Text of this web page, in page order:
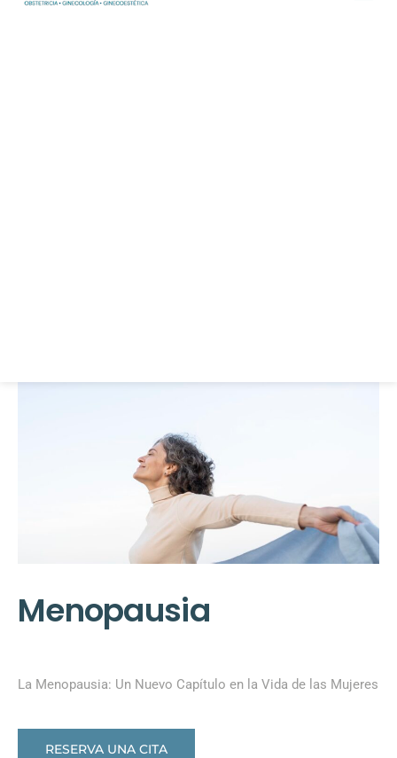
Menopausia
La Menopausia: Un Nuevo Capítulo en la Vida de las Mujeres
RESERVA UNA CITA